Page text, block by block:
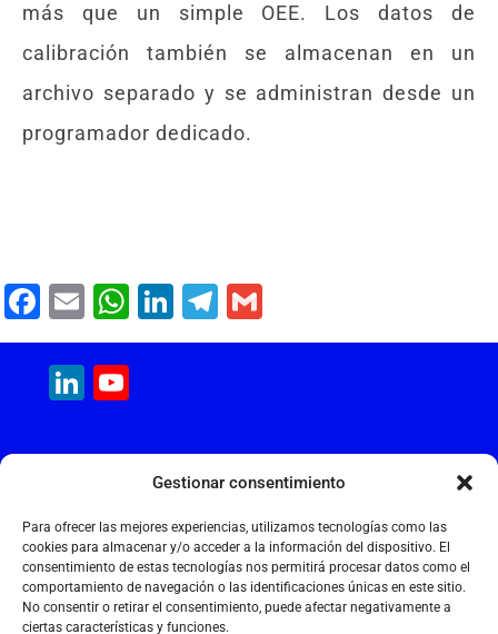
Gestionar consentimiento
Para ofrecer las mejores experiencias, utilizamos tecnologías como las
cookies para almacenar y/o acceder a la información del dispositivo. El
consentimiento de estas tecnologías nos permitirá procesar datos como el
comportamiento de navegación o las identificaciones únicas en este sitio.
No consentir o retirar el consentimiento, puede afectar negativamente a
ciertas características y funciones.
más que un simple OEE. Los datos de
calibración también se almacenan en un
archivo separado y se administran desde un
programador dedicado.
F
a
c
e
b
o
k
E
m
ai
W
h
A
p
Li
n
dI
n
T
el
a
m
m
LinkedIn
Calle Cantir, 12 – Nave 7
Polígono Industrial Magarola
08292 Esparreguera – Barcelona
+34 934 397 038
info@maquinariainternacional.com